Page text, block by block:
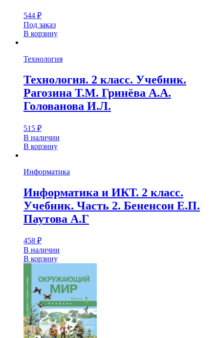
544 ₽
Под заказ
В корзину
Технология
Технология. 2 класс. Учебник.
Рагозина Т.М. Гринёва А.А.
Голованова И.Л.
515 ₽
В наличии
В корзину
Информатика
Информатика и ИКТ. 2 класс.
Учебник. Часть 2. Бененсон Е.П.
Паутова А.Г
458 ₽
В наличии
В корзину